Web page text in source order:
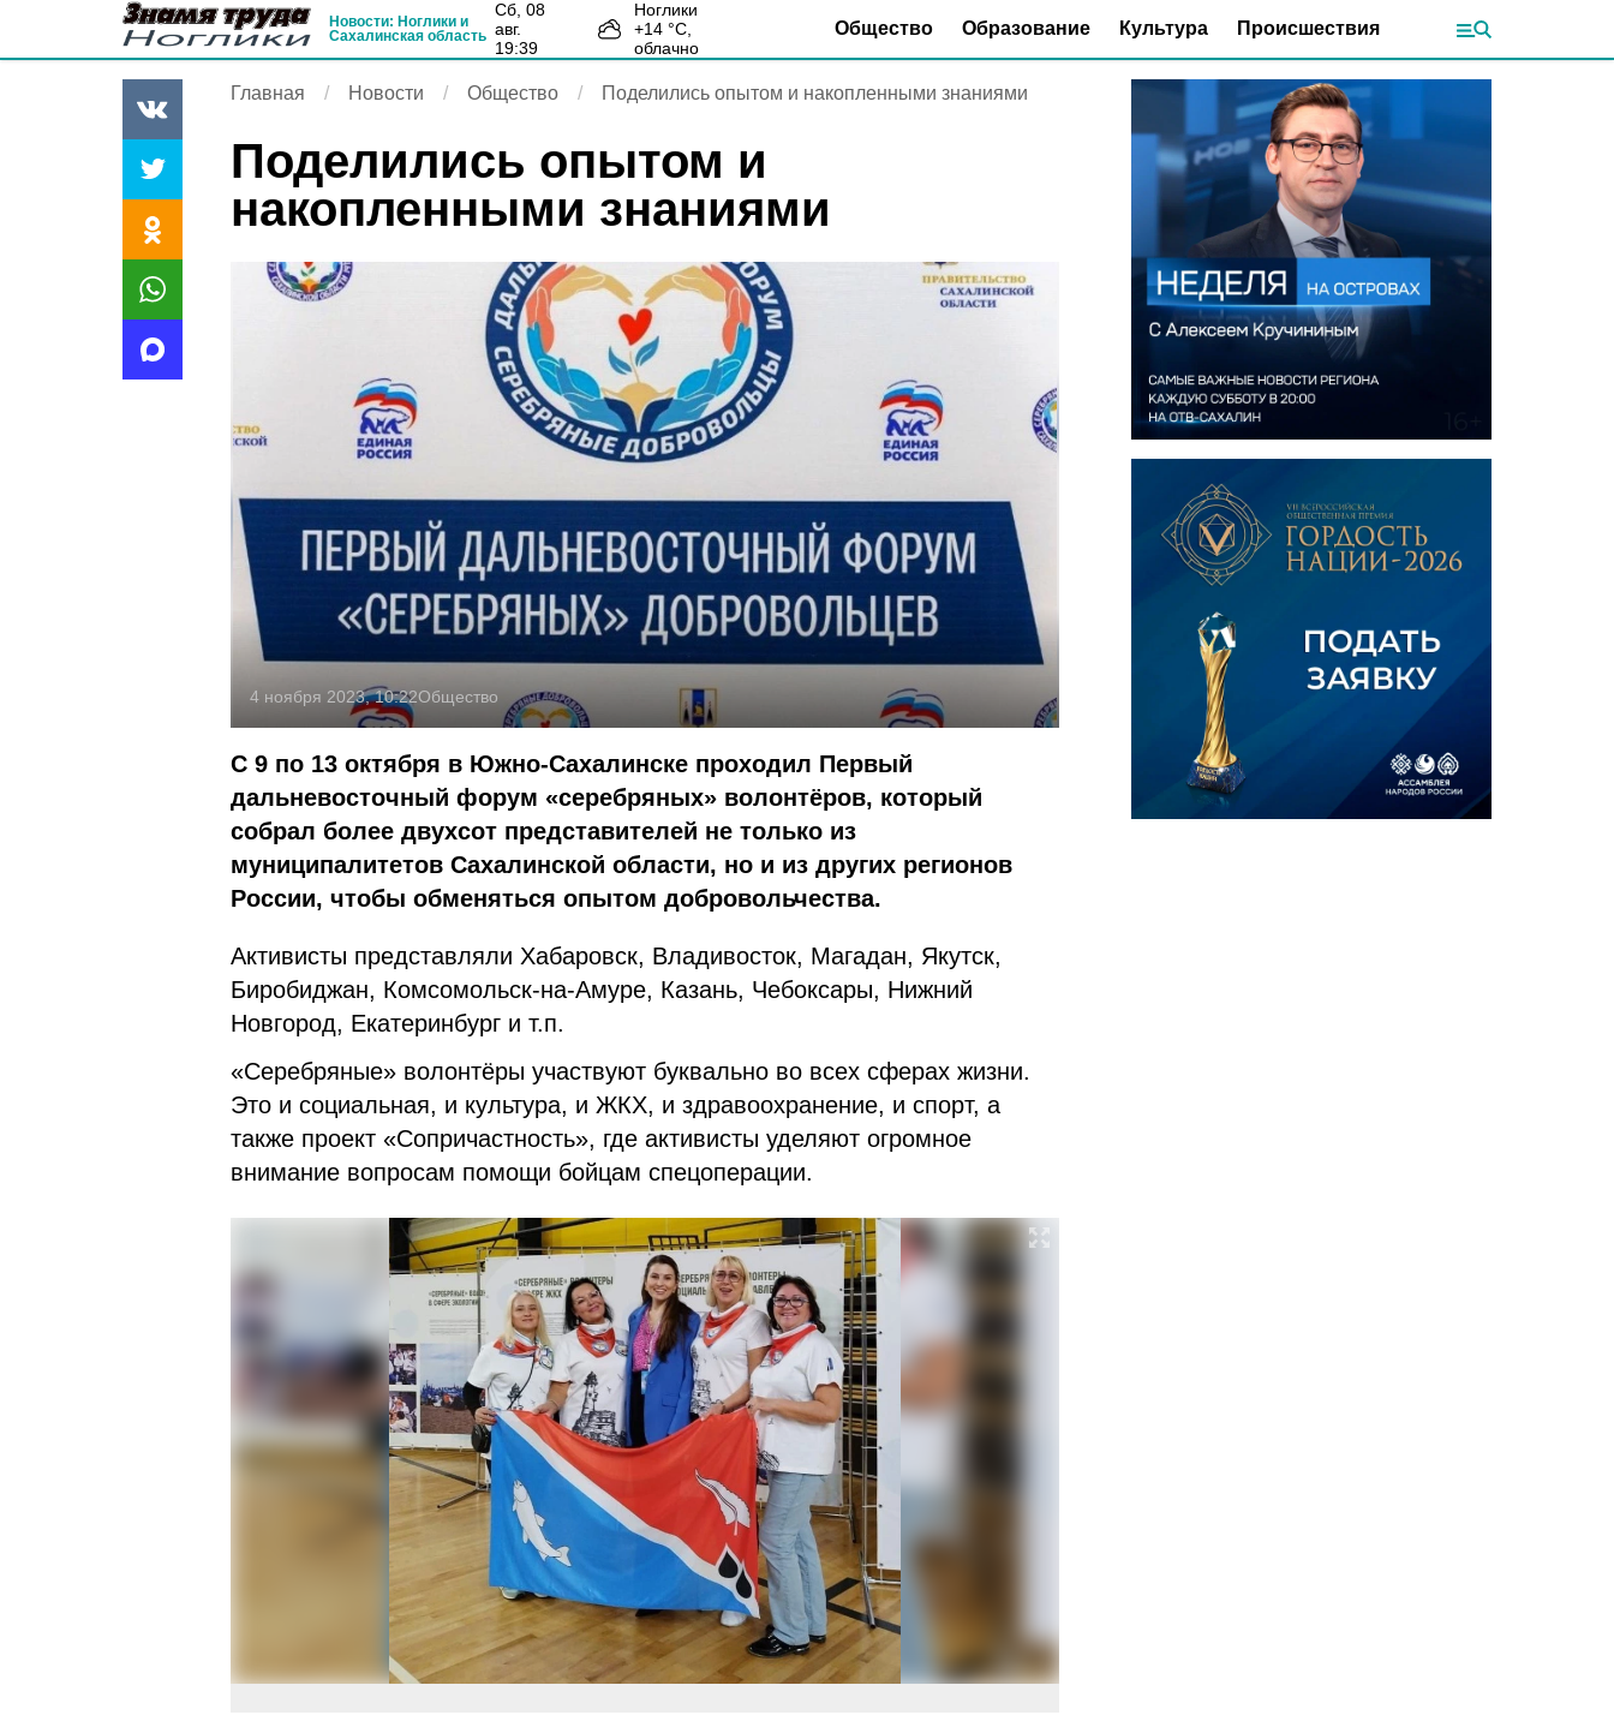
Новости: Ноглики и
Сахалинская область
сб, 08
авг.
19:39
Ноглики
+14 °С,
облачно
Общество Образование Культура Происшествия
Главная Новости Общество Поделились опытом и накопленными знаниями
Поделились опытом и
накопленными знаниями
4 ноября 2023, 10:22Общество
С 9 по 13 октября в Южно-Сахалинске проходил Первый
дальневосточный форум «серебряных» волонтёров, который
собрал более двухсот представителей не только из
муниципалитетов Сахалинской области, но и из других регионов
России, чтобы обменяться опытом добровольчества.
Активисты представляли Хабаровск, Владивосток, Магадан, Якутск,
Биробиджан, Комсомольск-на-Амуре, Казань, Чебоксары, Нижний
Новгород, Екатеринбург и т.п.
«Серебряные» волонтёры участвуют буквально во всех сферах жизни.
Это и социальная, и культура, и ЖКХ, и здравоохранение, и спорт, а
также проект «Сопричастность», где активисты уделяют огромное
внимание вопросам помощи бойцам спецоперации.